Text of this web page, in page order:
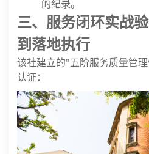
的纪录。
三、服务闭环实战
到落地执行
该社建立的"五阶服务质量管
认证：